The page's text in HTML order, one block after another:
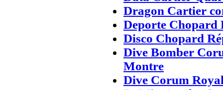
Dragon Cartier
Deporte Chopard
Disco Chopard
Dive Bomber
Montre
Dive Corum